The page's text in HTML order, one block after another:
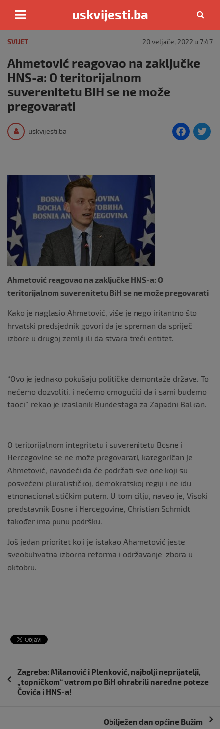
content
uskvijesti.ba
SVIJET 20 veljače, 2022 u 7:47
Ahmetović reagovao na zaključke
HNS-a: O teritorijalnom
suverenitetu BiH se ne može
pregovarati
uskvijesti.ba
F
Ahmetović reagovao na zaključke HNS-a: O
teritorijalnom suverenitetu BiH se ne može pregovarati
Kako je naglasio Ahmetović, više je nego iritantno što
hrvatski predsjednik govori da je spreman da spriječi
izbore u drugoj zemlji ili da stvara treći entitet.
“Ovo je jednako pokušaju političke demontaže države. To
nećemo dozvoliti, i nećemo omogućiti da i sami budemo
taoci”, rekao je izaslanik Bundestaga za Zapadni Balkan.
O teritorijalnom integritetu i suverenitetu Bosne i
Hercegovine se ne može pregovarati, kategoričan je
Ahmetović, navodeći da će podržati sve one koji su
posvećeni pluralističkoj, demokratskoj regiji i ne idu
etnonacionalističkim putem. U tom cilju, naveo je, Visoki
predstavnik Bosne i Hercegovine, Christian Schmidt
također ima punu podršku.
Još jedan prioritet koji je istakao Ahametović jeste
sveobuhvatna izborna reforma i održavanje izbora u
oktobru.
objava
Zagreba: Milanović i Plenković, najbolji neprijatelji,
„topničkom“ vatrom po BiH ohrabrili naredne poteze
Čovića i HNS-a!
Obilježen dan općine Bužim